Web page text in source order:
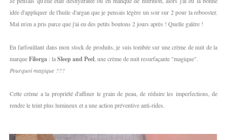
idée d'appliquer de l'huile d'argan que je pensais légère un soir sur 2 pour la rebooster.
Mal m'en a pris parce que j'ai eu des petits boutons 2 jours après ! Quelle galère !
En farfouillant dans mon stock de produits, je suis tombée sur une crème de nuit de la
marqueFilorga : laSleep and Peel, une crème de nuit resurfaçante "magique".
Pourquoi magique ???
Cette crème a la propriété d'affiner le grain de peau, de réduire les imperfections, de
rendre le teint plus lumineux et a une action préventive anti-rides.